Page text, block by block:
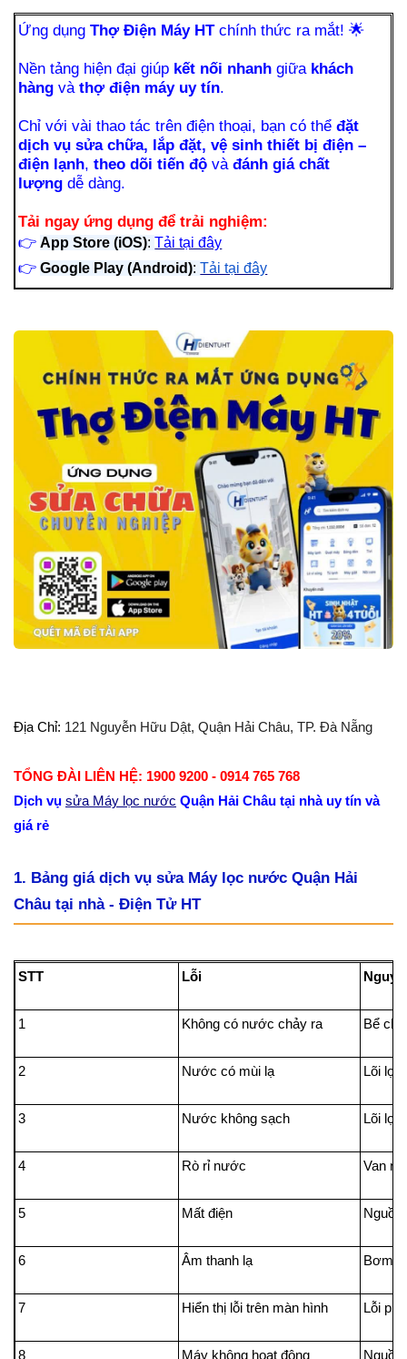
Ứng dụngThợ Điện Máy HTchính thức ra mắt!🌟
Nền tảng hiện đại giúp kết nối nhanh giữa khách
hàng vàthợ điện máy uy tín.
Chỉ với vài thao tác trên điện thoại, bạn có thểđặt
dịch vụ sửa chữa, lắp đặt, vệ sinh thiết bị điện –
điện lạnh,theo dõi tiến độ vàđánh giá chất
lượng dễ dàng.
Tải ngay ứng dụng để trải nghiệm:
👉 App Store (iOS):Tải tại đây
👉 Google Play (Android):Tải tại đây
Địa Chỉ: 121 Nguyễn Hữu Dật, Quận Hải Châu, TP. Đà Nẵng
TỔNG ĐÀI LIÊN HỆ: 1900 9200 - 0914 765 768
Dịch vụ sửa Máy lọc nước Quận Hải Châu tại nhà uy tín và
giá rẻ
1. Bảng giá dịch vụ sửa Máy lọc nước Quận Hải
Châu tại nhà - Điện Tử HT
STT Lỗi
1 Không có nước chảy ra Bể
2 Nước có mùi lạ Lõi lọc
3 Nước không sạch Lõi lọc
4 Rò rỉ nước Van
5 Mất điện Nguồn
6 Âm thanh lạ Bơm
7 Hiển thị lỗi trên màn hình Lỗi
8 Máy không hoạt động Nguồn